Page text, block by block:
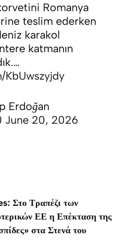
Romanya
teslim ederken
karakol
katmanın
Erdoğan
June 20, 2026
Στο Τραπέζι των
ΕΕ η Επέκταση της
στα Στενά του